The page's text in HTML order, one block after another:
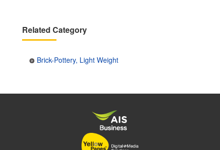
Related Category
Brick-Pottery, Light Weight